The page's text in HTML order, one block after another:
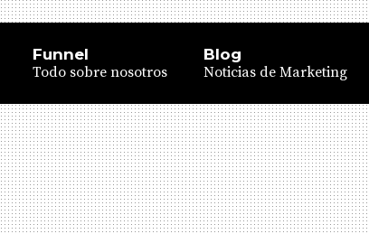
Funnel
Todo sobre nosotros
Blog
Noticias de Marketing